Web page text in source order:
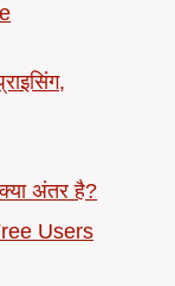
अंतर है?
Users